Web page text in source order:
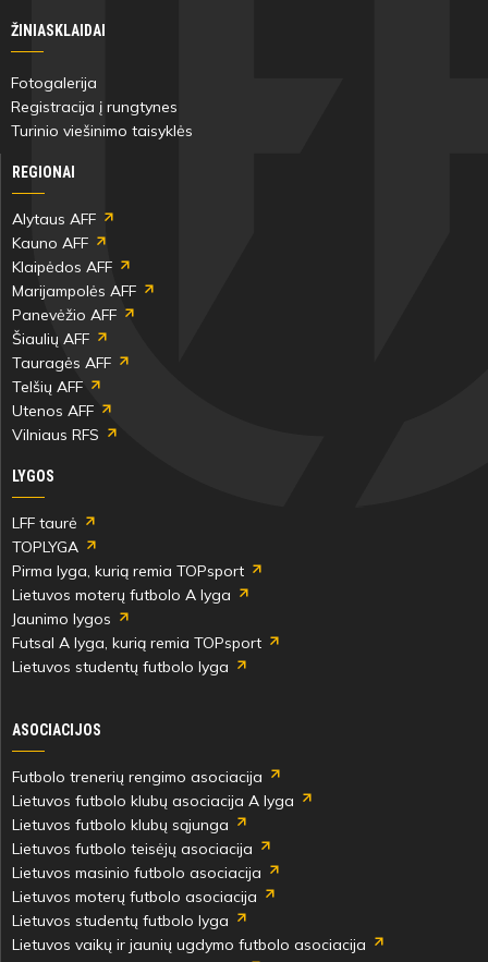
ŽINIASKLAIDAI
Fotogalerija
Registracija į rungtynes
Turinio viešinimo taisyklės
REGIONAI
Alytaus AFF
Kauno AFF
Klaipėdos AFF
Marijampolės AFF
Panevėžio AFF
Šiaulių AFF
Tauragės AFF
Telšių AFF
Utenos AFF
Vilniaus RFS
LYGOS
LFF taurė
TOPLYGA
Pirma lyga, kurią remia TOPsport
Lietuvos moterų futbolo A lyga
Jaunimo lygos
Futsal A lyga, kurią remia TOPsport
Lietuvos studentų futbolo lyga
ASOCIACIJOS
Futbolo trenerių rengimo asociacija
Lietuvos futbolo klubų asociacija A lyga
Lietuvos futbolo klubų sąjunga
Lietuvos futbolo teisėjų asociacija
Lietuvos masinio futbolo asociacija
Lietuvos moterų futbolo asociacija
Lietuvos studentų futbolo lyga
Lietuvos vaikų ir jaunių ugdymo futbolo asociacija